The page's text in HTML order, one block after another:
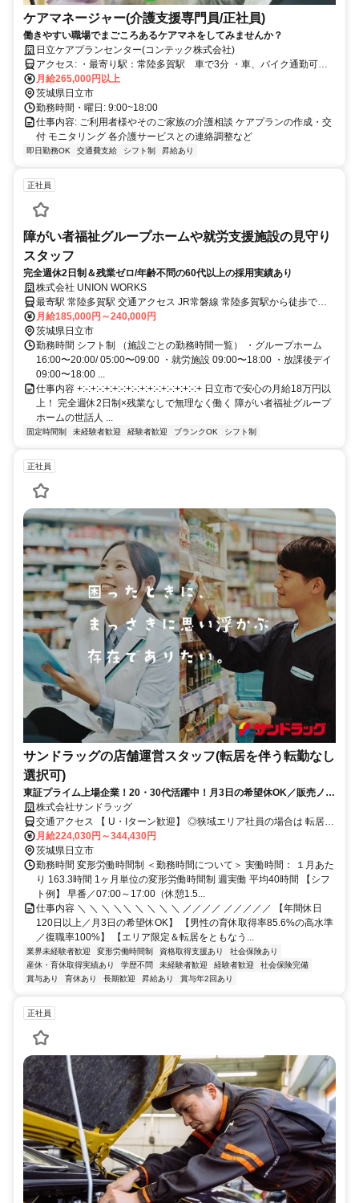
ケアマネージャー(介護支援専門員/正社員)
働きやすい職場でまごころあるケアマネをしてみませんか？
日立ケアプランセンター(コンテック株式会社)
アクセス: ・最寄り駅：常陸多賀駅 車で3分 ・車、バイク通勤可、
自転車通勤可(駐車場完備)
月給265,000円以上
茨城県日立市
勤務時間・曜日: 9:00~18:00
仕事内容: ご利用者様やそのご家族の介護相談 ケアプランの作成・交
付 モニタリング 各介護サービスとの連絡調整など
即日勤務OK 交通費支給 シフト制 昇給あり
正社員
障がい者福祉グループホームや就労支援施設の見守り
スタッフ
完全週休2日制＆残業ゼロ/年齢不問の60代以上の採用実績あり
株式会社 UNION WORKS
最寄駅 常陸多賀駅 交通アクセス JR常磐線 常陸多賀駅から徒歩で約
8〜10分です。
月給185,000円～240,000円
茨城県日立市
勤務時間 シフト制 （施設ごとの勤務時間一覧） ・グループホーム
16:00〜20:00/ 05:00〜09:00 ・就労施設 09:00〜18:00 ・放課後デイ
09:00〜18:00 ...
仕事内容 +:-:+:-:+:+:-:+:-:+:+:-:+:-:+:+:-:+ 日立市で安心の月給18万円以
上！ 完全週休2日制×残業なしで無理なく働く 障がい者福祉グループ
ホームの世話人 ...
固定時間制 未経験者歓迎 経験者歓迎 ブランクOK シフト制
正社員
サンドラッグの店舗運営スタッフ(転居を伴う転勤なし
選択可)
東証プライム上場企業！20・30代活躍中！月3日の希望休OK／販売ノル
マなし／年収例32歳SV816万円／販促企画～商品管理など店舗運営がメ
インの仕事
株式会社サンドラッグ
交通アクセス 【 U・Iターン歓迎】 ◎狭域エリア社員の場合は 転居を
伴う転勤はありません。 ◎マイカー通勤OK
月給224,030円～344,430円
茨城県日立市
勤務時間 変形労働時間制 ＜勤務時間について＞ 実働時間： １月あた
り 163.3時間 1ヶ月単位の変形労働時間制 週実働 平均40時間 【シフ
ト例】 早番／07:00～17:00（休憩1.5...
仕事内容 ＼ ＼ ＼ ＼＼ ＼ ＼ ＼ ＼ ／／／／ ／／／／／ 【年間休日
120日以上／月3日の希望休OK】 【男性の育休取得率85.6%の高水準
／復職率100%】 【エリア限定＆転居をともなう...
業界未経験者歓迎 変形労働時間制 資格取得支援あり
社会保険あり
産休・育休取得実績あり
学歴不問 未経験者歓迎 経験者歓迎
社会保険完備
賞与あり
育休あり 長期歓迎 昇給あり 賞与年2回あり
正社員